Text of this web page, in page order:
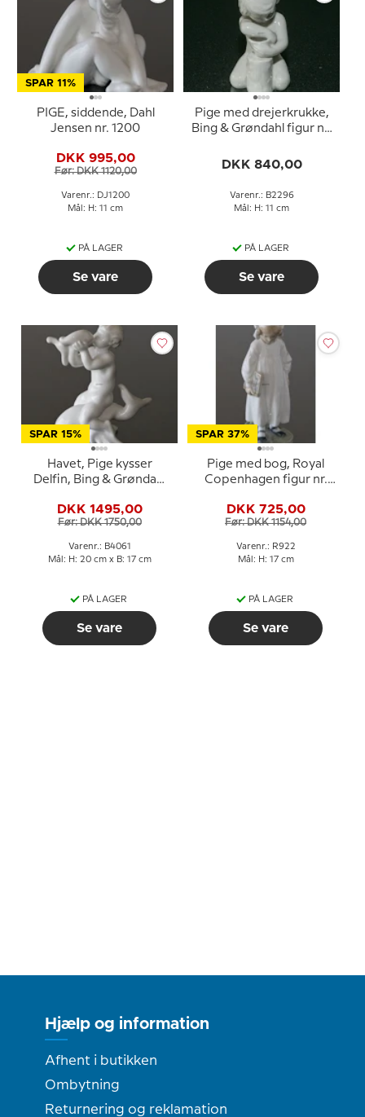
SPAR 11%
PIGE, siddende, Dahl
Jensen nr. 1200
DKK 995,00
Før: DKK 1120,00
Varenr.: DJ1200
Mål: H: 11 cm
PÅ LAGER
Se vare
Pige med drejerkrukke,
Bing & Grøndahl figur nr.
DKK 840,00
Varenr.: B2296
Mål: H: 11 cm
PÅ LAGER
Se vare
SPAR 15%
Havet, Pige kysser
Delfin, Bing & Grøndahl
DKK 1495,00
Før: DKK 1750,00
Varenr.: B4061
Mål: H: 20 cm x B: 17 cm
PÅ LAGER
Se vare
SPAR 37%
Pige med bog, Royal
Copenhagen figur nr.
DKK 725,00
Før: DKK 1154,00
Varenr.: R922
Mål: H: 17 cm
PÅ LAGER
Se vare
Hjælp og information
Afhent i butikken
Ombytning
Returnering og reklamation